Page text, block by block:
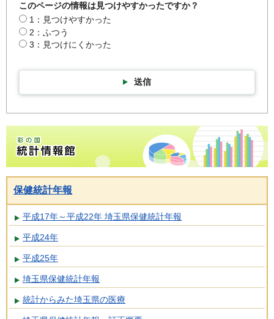
このページの情報は見つけやすかったですか？
1：見つけやすかった
2：ふつう
3：見つけにくかった
送信
彩の国統計情報館トップページ
保健統計年報
平成17年～平成22年 埼玉県保健統計年報
平成24年
平成25年
埼玉県保健統計年報
統計からみた埼玉県の医療